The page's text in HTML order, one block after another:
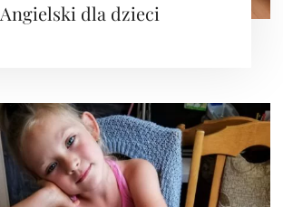
Angielski dla dzieci